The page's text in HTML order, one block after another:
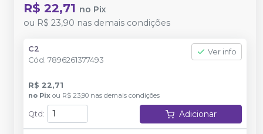
R$ 22,71 no Pix
ou R$ 23,90 nas demais condições
C2
Cód. 7896261377493
Ver info
R$ 22,71
no Pix ou R$ 23,90 nas demais condições
Qtd : Adicionar